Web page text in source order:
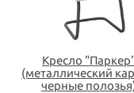
Кресло
(металлический
черные